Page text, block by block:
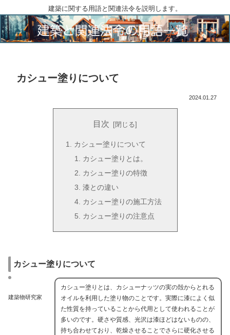
建築に関する用語と関連法令を説明します。
カシュー塗りについて
2024.01.27
目次
カシュー塗りについて
カシュー塗りとは。
カシュー塗りの特徴
漆との違い
カシュー塗りの施工方法
カシュー塗りの注意点
カシュー塗りについて
建築物研究家
カシュー塗りとは、カシューナッツの実の殻からとれる
オイルを利用した塗り物のことです。実際に漆によく似
た性質を持っていることから代用として使われることが
多いのです。硬さや質感、光沢は漆ほどはないものの、
持ち合わせており、乾燥させることでさらに硬化させる